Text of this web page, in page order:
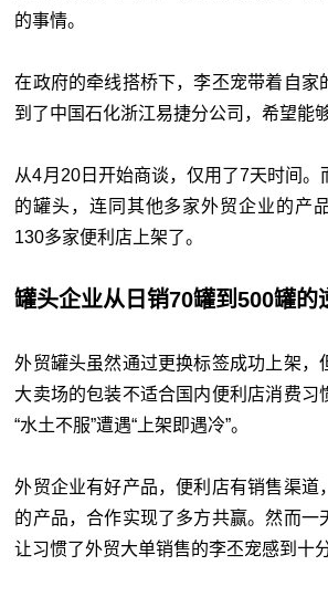
的事情。
在政府的牵线搭桥下，李丕宠带着自家
到了中国石化浙江易捷分公司，希望能
从4月20日开始商谈，仅用了7天时间。
的罐头，连同其他多家外贸企业的产
130多家便利店上架了。
罐头企业从日销70罐到500罐的
外贸罐头虽然通过更换标签成功上架，
大卖场的包装不适合国内便利店消费习
“水土不服”遭遇“上架即遇冷”。
外贸企业有好产品，便利店有销售渠道
的产品，合作实现了多方共赢。然而一
让习惯了外贸大单销售的李丕宠感到十